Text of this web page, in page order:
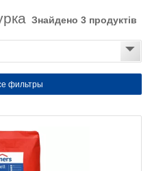
Знайдено 3 продуктів
фильтры